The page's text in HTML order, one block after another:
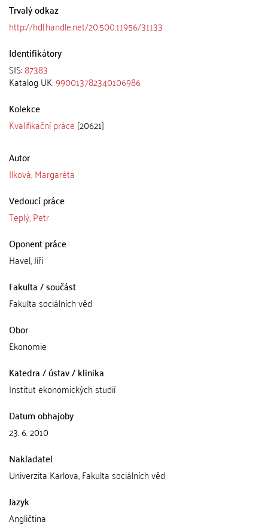
Trvalý odkaz
http://hdl.handle.net/20.500.11956/31133
Identifikátory
SIS:87383
Katalog UK:990013782340106986
Kolekce
Kvalifikační práce [20621]
Autor
Ilková, Margaréta
Vedoucí práce
Teplý, Petr
Oponent práce
Havel, Jiří
Fakulta / součást
Fakulta sociálních věd
Obor
Ekonomie
Katedra / ústav / klinika
Institut ekonomických studií
Datum obhajoby
23. 6. 2010
Nakladatel
Univerzita Karlova, Fakulta sociálních věd
Jazyk
Angličtina